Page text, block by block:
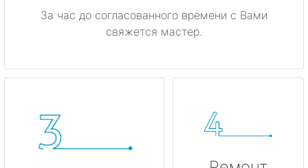
За час до согласованного времени с Вами
свяжется мастер.